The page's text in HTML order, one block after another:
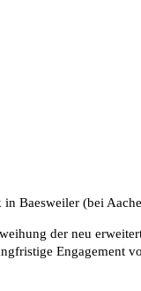
(bei
der neu